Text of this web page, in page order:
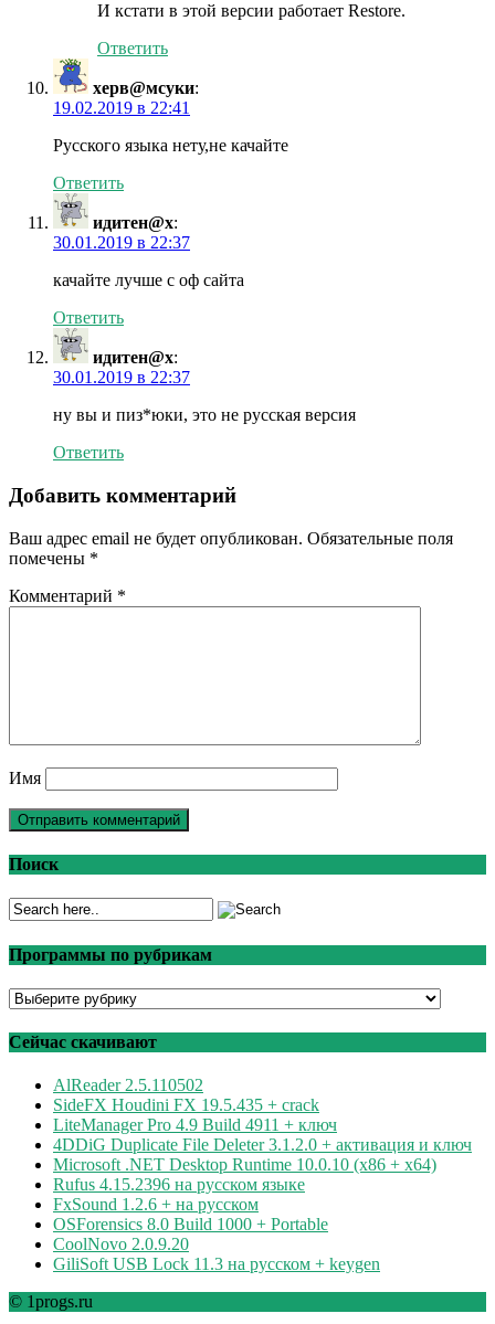
И кстати в этой версии работает Restore.
Ответить
херв@мсуки:
19.02.2019 в 22:41
Русского языка нету,не качайте
Ответить
идитен@х:
30.01.2019 в 22:37
качайте лучше с оф сайта
Ответить
идитен@х:
30.01.2019 в 22:37
ну вы и пиз*юки, это не русская версия
Ответить
Добавить комментарий
Ваш адрес email не будет опубликован. Обязательные поля
помечены *
Комментарий *
Имя
Поиск
Программы по рубрикам
Программы
рубрикам
Сейчас скачивают
AlReader 2.5.110502
SideFX Houdini FX 19.5.435 + crack
LiteManager Pro 4.9 Build 4911 + ключ
4DDiG Duplicate File Deleter 3.1.2.0 + активация и ключ
Microsoft .NET Desktop Runtime 10.0.10 (x86 + x64)
Rufus 4.15.2396 на русском языке
FxSound 1.2.6 + на русском
OSForensics 8.0 Build 1000 + Portable
CoolNovo 2.0.9.20
GiliSoft USB Lock 11.3 на русском + keygen
© 1progs.ru